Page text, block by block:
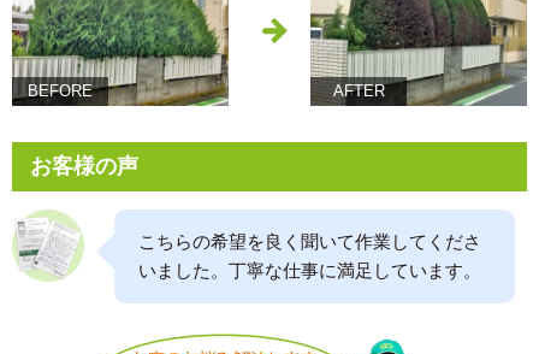
BEFORE AFTER
お客様の声
こちらの希望を良く聞いて作業してくださ
いました。丁寧な仕事に満足しています。